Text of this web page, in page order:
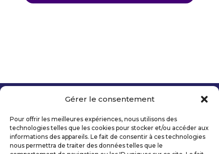
Gérer le consentement
Pour offrir les meilleures expériences, nous utilisons des
technologies telles que les cookies pour stocker et/ou accéder aux
informations des appareils. Le fait de consentir à ces technologies
nous permettra de traiter des données telles que le
Mentions légales
Politique de confidentialité
Déclaration d’accessibilité numérique